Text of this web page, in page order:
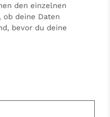
den einzelnen
ob deine Daten
bevor du deine